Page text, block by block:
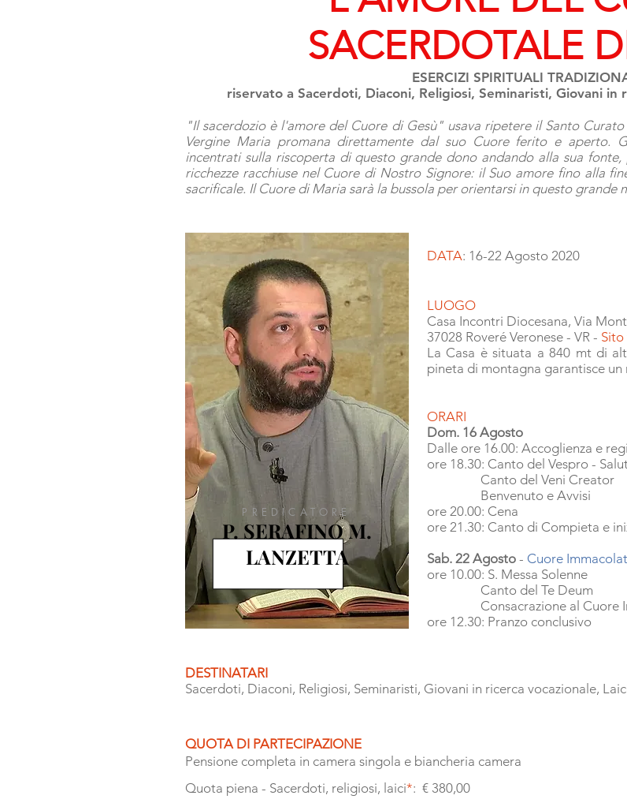
SACERDOTALE
ESERCIZI SPIRITUALI
riservato a Sacerdoti, Diaconi, Religiosi, Seminaristi, Giovani in
"Il sacerdozio è l'amore del Cuore di Gesù" usava ripetere il Santo
Vergine Maria promana direttamente dal suo Cuore ferito e aperto.
incentrati sulla riscoperta di questo grande dono andando alla sua
ricchezze racchiuse nel Cuore di Nostro Signore: il Suo amore fino alla
sacrificale. Il Cuore di Maria sarà la bussola per orientarsi in questo grande
PREDICATORE
P. SERAFINO M.
LANZETTA
DATA: 16-22 Agosto 2020
LUOGO
Casa Incontri Diocesana, Via
37028 Roveré Veronese - VR -
La Casa è situata a 840 mt di
pineta di montagna garantisce
ORARI
Dom. 16 Agosto
Dalle ore 16.00: Accoglienza e
ore 18.30: Canto del Vespro -
Canto del Veni Creator
Benvenuto e Avvisi
ore 20.00: Cena
ore 21.30: Canto di Compieta e
Sab. 22 Agosto - Cuore
ore 10.00: S. Messa Solenne
Canto del Te Deum
Consacrazione al Cuore
ore 12.30: Pranzo conclusivo
DESTINATARI
Sacerdoti, Diaconi, Religiosi, Seminaristi, Giovani in ricerca vocazionale,
QUOTA DI PARTECIPAZIONE
Pensione completa in camera singola e biancheria camera
Quota piena - Sacerdoti, religiosi, laici*: € 380,00